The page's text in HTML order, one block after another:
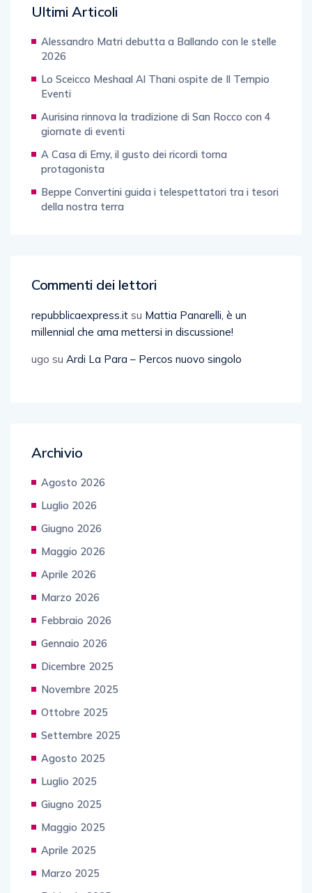
Ultimi Articoli
Alessandro Matri debutta a Ballando con le stelle
2026
Lo Sceicco Meshaal Al Thani ospite de Il Tempio
Eventi
Aurisina rinnova la tradizione di San Rocco con 4
giornate di eventi
A Casa di Emy, il gusto dei ricordi torna
protagonista
Beppe Convertini guida i telespettatori tra i tesori
della nostra terra
Commenti dei lettori
repubblicaexpress.it su Mattia Panarelli, è un
millennial che ama mettersi in discussione!
ugo su Ardi La Para – Percos nuovo singolo
Archivio
Agosto 2026
Luglio 2026
Giugno 2026
Maggio 2026
Aprile 2026
Marzo 2026
Febbraio 2026
Gennaio 2026
Dicembre 2025
Novembre 2025
Ottobre 2025
Settembre 2025
Agosto 2025
Luglio 2025
Giugno 2025
Maggio 2025
Aprile 2025
Marzo 2025